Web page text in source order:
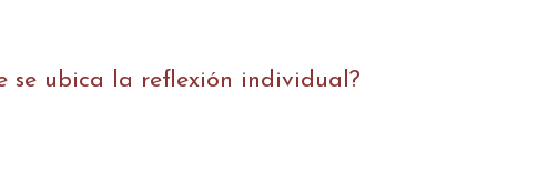
se ubica la reflexión individual?